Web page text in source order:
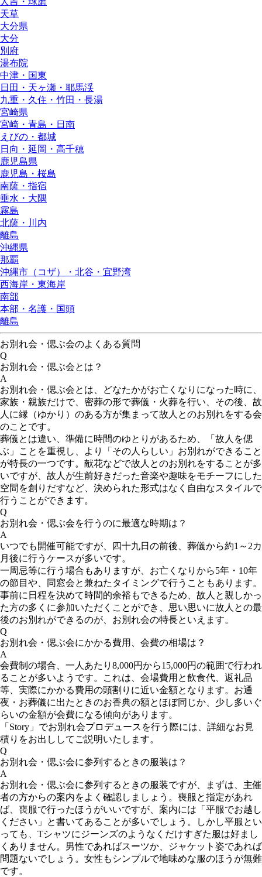
天草
大分県
大分
別府
湯布院
中津・国東
日田・天ヶ瀬・耶馬渓
九重・久住・竹田・長湯
宮崎県
宮崎・青島・日南
えびの・都城
日向・延岡・高千穂
鹿児島県
鹿児島・桜島
南薩・指宿
垂水・大隅
霧島
北薩・川内
離島
沖縄県
那覇
沖縄市（コザ）・北谷・宜野湾
西海岸・東海岸
南部
本部・名護・国頭
離島
お別れ会・偲ぶ会のよくある質問
Q
お別れ会・偲ぶ会とは？
A
お別れ会・偲ぶ会とは、どなたかがお亡くなりになった時に、
家族・親族だけで、密葬の形で葬儀・火葬を行い、その後、故
人に縁（ゆかり）のある方が集まって故人とのお別れをする会
のことです。
葬儀とは違い、準備に時間のゆとりがあるため、「故人を偲
ぶ」ことを重視し、より「その人らしい」お別れができること
が特長の一つです。献花などで故人とのお別れをすることが多
いですが、故人が生前好きだった音楽や趣味をモチーフにした
空間を創りだすなど、決められた形式はなく自由なスタイルで
行うことができます。
Q
お別れ会・偲ぶ会を行うのに最適な時期は？
A
いつでも開催可能ですが、四十九日の前後、葬儀から約1～2カ
月後に行うケースが多いです。
一周忌等に行う場合もありますが、お亡くなりから5年・10年
の節目や、同窓会と兼ねたタイミングで行うこともあります。
事前に日程を決めて時間的余裕もできるため、故人と親しかっ
た方の多くに参加いただくことができ、思い思いに故人との最
後のお別れができるのが、お別れ会の特長といえます。
Q
お別れ会・偲ぶ会にかかる費用、会費の相場は？
A
会費制の場合、一人あたり8,000円から15,000円の範囲で行われ
ることが多いようです。これは、会場費用と飲食代、返礼品
等、実際にかかる費用の頭割りに近い金額となります。お通
夜・お葬儀に出たときのお香典の額とほぼ同じか、少し多いぐ
らいの金額が会費になる傾向があります。
「Story」でお別れ会プロデュースを行う際には、詳細なお見
積りをお出ししてご説明いたします。
Q
お別れ会・偲ぶ会に参列するときの服装は？
A
お別れ会・偲ぶ会に参列するときの服装ですが、まずは、主催
者の方からの案内をよく確認しましょう。喪服と指定があれ
ば、喪服で行ったほうがいいですが、案内には「平服でお越し
ください」と書いてあることが多いでしょう。しかし平服とい
っても、Tシャツにジーンズのようなくだけすぎた服は好まし
くありません。男性であればスーツか、ジャケット姿であれば
問題ないでしょう。女性もシンプルで地味めな服のほうが無難
です。